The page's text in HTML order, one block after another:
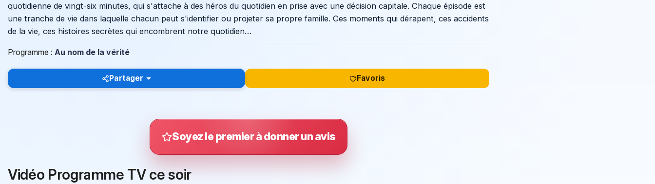
quotidienne de vingt-six minutes, qui s'attache à des héros du quotidien en prise avec une décision capitale. Chaque épisode est
une tranche de vie dans laquelle chacun peut s'identifier ou projeter sa propre famille. Ces moments qui dérapent, ces accidents
de la vie, ces histoires secrètes qui encombrent notre quotidien…
Programme : Au nom de la vérité
Partager Favoris
Soyez le premier à donner un avis
Vidéo Programme TV ce soir